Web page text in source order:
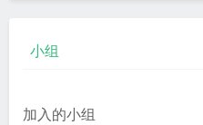
小组
加入的小组